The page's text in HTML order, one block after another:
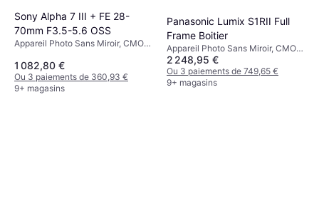
Sony Alpha 7 III + FE 28-
70mm F3.5-5.6 OSS
Appareil Photo Sans Miroir, CMOS,
Continuous Drive, 650g
1 082,80 €
Ou 3 paiements de 360,93 €
9+ magasins
Panasonic Lumix S1RII Full
Frame Boitier
Appareil Photo Sans Miroir, CMOS,
Full Frame (35mm), 44.3 MP,
Weather Sealed, Continuous Drive,
790g
2 248,95 €
Ou 3 paiements de 749,65 €
9+ magasins